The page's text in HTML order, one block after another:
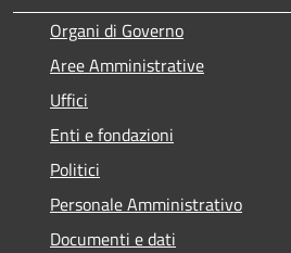
Organi di Governo
Aree Amministrative
Uffici
Enti e fondazioni
Politici
Personale Amministrativo
Documenti e dati